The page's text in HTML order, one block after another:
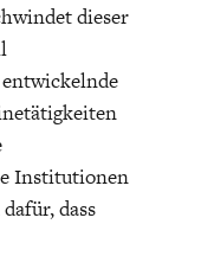
DER
dieser
Institutionen
dass